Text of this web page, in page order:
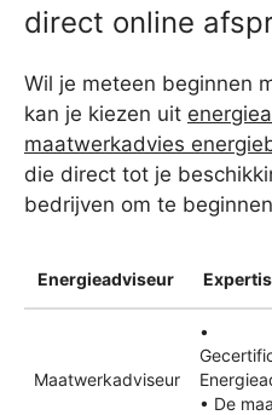
direct online
Wil je meteen beginnen
kan je kiezen uit
maatwerkadvies
die direct tot je
bedrijven om te
Energieadviseur
Maatwerkadviseur
•
• De